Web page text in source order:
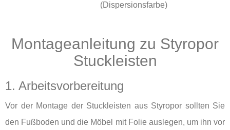
(Dispersionsfarbe)
Montageanleitung zu Styropor
Stuckleisten
1. Arbeitsvorbereitung
Vor der Montage der Stuckleisten aus Styropor sollten Sie
den Fußboden und die Möbel mit Folie auslegen, um ihn vor